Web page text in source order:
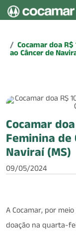
Cocamar doa
ao Câncer de
Cocamar
Feminina de
Naviraí (MS)
09/05/2024
A Cocamar, por
doação na quarta-